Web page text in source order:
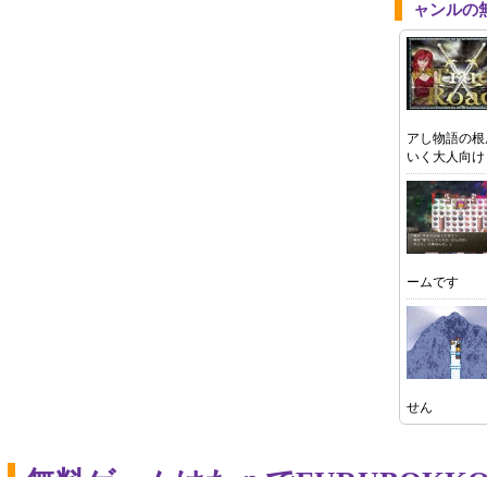
ャンルの
アし物語の
いく大人向
ームです
せん